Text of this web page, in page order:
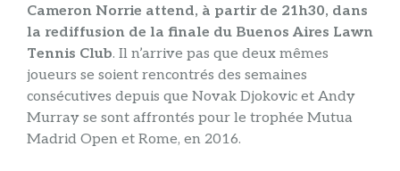
Cameron Norrie attend, à partir de 21h30, dans
la rediffusion de la finale du Buenos Aires Lawn
Tennis Club. Il n’arrive pas que deux mêmes
joueurs se soient rencontrés des semaines
consécutives depuis que Novak Djokovic et Andy
Murray se sont affrontés pour le trophée Mutua
Madrid Open et Rome, en 2016.